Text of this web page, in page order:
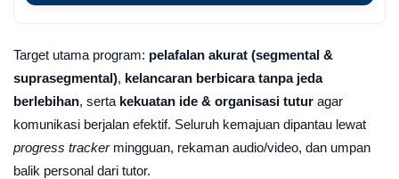
Target utama program: pelafalan akurat (segmental &
suprasegmental), kelancaran berbicara tanpa jeda
berlebihan, serta kekuatan ide & organisasi tutur agar
komunikasi berjalan efektif. Seluruh kemajuan dipantau lewat
progress trackermingguan, rekaman audio/video, dan umpan
balik personal dari tutor.